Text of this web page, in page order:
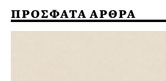
ΠΡΟΣΦΑΤΑ ΑΡΘΡΑ